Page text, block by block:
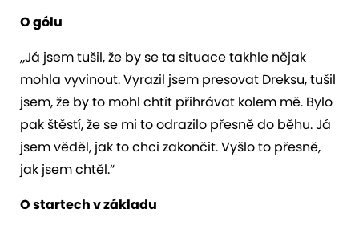
O gólu
„Já jsem tušil, že by se ta situace takhle nějak
mohla vyvinout. Vyrazil jsem presovat Dreksu, tušil
jsem, že by to mohl chtít přihrávat kolem mě. Bylo
pak štěstí, že se mi to odrazilo přesně do běhu. Já
jsem věděl, jak to chci zakončit. Vyšlo to přesně,
jak jsem chtěl.“
O startech v základu